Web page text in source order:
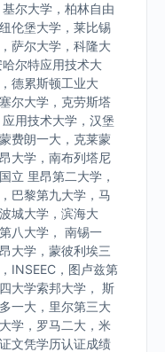
尔大学，柏林自由
伦堡大学，莱比锡
萨尔大学，科隆大
尔特应用技术大
德累斯顿工业大
尔大学，克劳斯塔
用技术大学，汉堡
费朗一大，克莱蒙
大学，南布列塔尼
立 里昂第二大学，
巴黎第九大学，马
城大学，滨海大
八大学， 南锡一
大学，蒙彼利埃三
INSEEC，图卢兹第
大学索邦大学， 斯
一大，里尔第三大
学，罗马二大，米
文凭学历认证成绩